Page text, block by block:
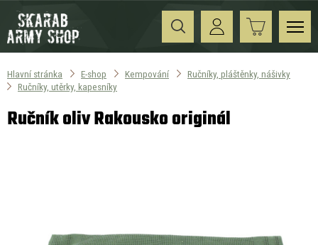
Hlavní stránka E-shop Kempování
Ručníky, pláštěnky, nášivky
Ručníky, utěrky, kapesníky
Ručník oliv Rakousko originál